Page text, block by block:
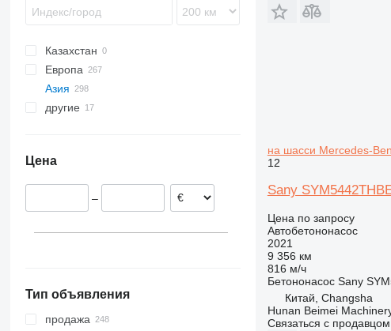
Казахстан
Европа
Польша
Германия
Австрия
Франция
Азия
Китай
Baoding
Jiaxing
другие
Цена
–
Тип объявления
продажа
на шасси Mercedes-
12
Sany
Цена по запросу
Автобетононасос
2021
9 356 км
816 м/ч
Бетононасос Sany
Китай, Changsha
Hunan Beimei
Связаться с продавцом